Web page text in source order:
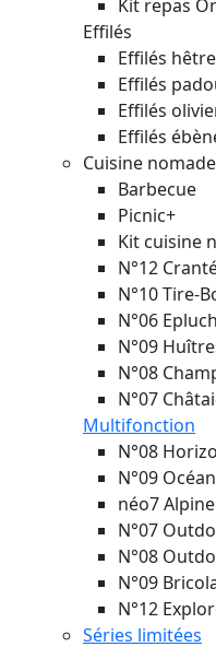
Kit repas
Effilés
Effilés hêtre
Effilés
Effilés
Effilés
Cuisine nomade
Barbecue
Picnic+
Kit cuisine
N°12
N°10 Tire-
N°06
N°09
N°08
N°07
Multifonction
N°08
N°09 Océan
néo7 Alpine
N°07
N°08
N°09
N°12
Séries limitées